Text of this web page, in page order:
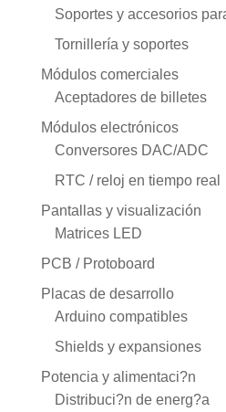
Soportes y accesorios
Tornillería y soportes
Módulos comerciales
Aceptadores de billetes
Módulos electrónicos
Conversores DAC/ADC
RTC / reloj en tiempo real
Pantallas y visualización
Matrices LED
PCB / Protoboard
Placas de desarrollo
Arduino compatibles
Shields y expansiones
Potencia y alimentaci?n
Distribuci?n de energ?a